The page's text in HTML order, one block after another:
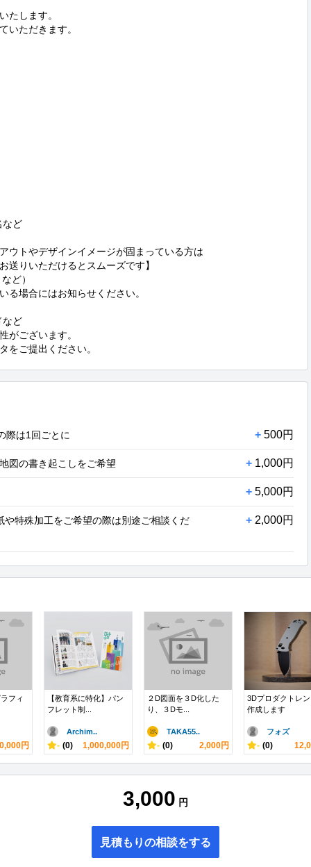
たします。
いただきます。
など
ウトやデザインイメージが固まっている方は
りいただけるとスムーズです】
ど）
る場合にはお知らせください。
など
がございます。
をご提出ください。
際は1回ごとに + 500円
図の書き起こしをご希望 + 1,000円
+ 5,000円
特殊加工をご希望の際は別途ご相談くだ + 2,000円
フィ
円
【教育系に特化】パン
フレット制...
Archim..
- (0) 1,000,000円
２D図面を３D化した
り、３Dモ...
TAKA55..
- (0) 2,000円
3Dプロダクトレ
作成します
フォズ
- (0)
3,000 円
見積もりの相談をする